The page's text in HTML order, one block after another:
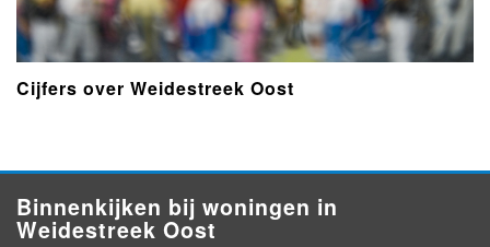
Cijfers over Weidestreek Oost
Binnenkijken bij woningen in
Weidestreek Oost